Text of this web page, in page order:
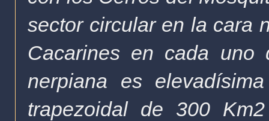
sector circular en la cara
Cacarines en cada
nerpiana es
trapezoidal de 300